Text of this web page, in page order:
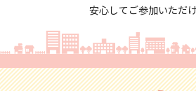
安心してご参加いただけ